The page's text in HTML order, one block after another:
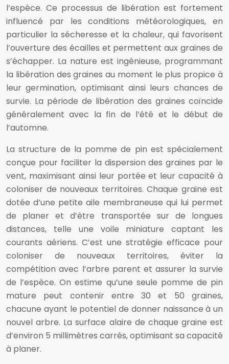
l’espèce. Ce processus de libération est fortement
influencé par les conditions météorologiques, en
particulier la sécheresse et la chaleur, qui favorisent
l’ouverture des écailles et permettent aux graines de
s’échapper. La nature est ingénieuse, programmant
la libération des graines au moment le plus propice à
leur germination, optimisant ainsi leurs chances de
survie. La période de libération des graines coïncide
généralement avec la fin de l’été et le début de
l’automne.
La structure de la pomme de pin est spécialement
conçue pour faciliter la dispersion des graines par le
vent, maximisant ainsi leur portée et leur capacité à
coloniser de nouveaux territoires. Chaque graine est
dotée d’une petite aile membraneuse qui lui permet
de planer et d’être transportée sur de longues
distances, telle une voile miniature captant les
courants aériens. C’est une stratégie efficace pour
coloniser de nouveaux territoires, éviter la
compétition avec l’arbre parent et assurer la survie
de l’espèce. On estime qu’une seule pomme de pin
mature peut contenir entre 30 et 50 graines,
chacune ayant le potentiel de donner naissance à un
nouvel arbre. La surface alaire de chaque graine est
d’environ 5 millimètres carrés, optimisant sa capacité
à planer.